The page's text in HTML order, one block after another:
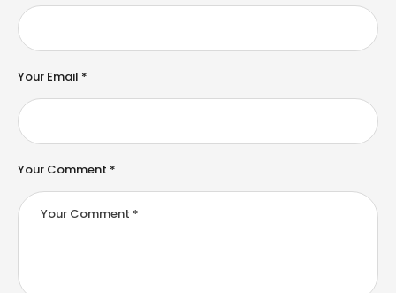
Your Comment *
Your Email *
n
a
ti
e